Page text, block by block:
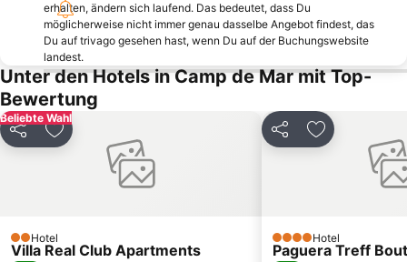
Cala Pi' de Llucmajor
Hafen von El Arenal
Palmanova
Strand von Camp de Mar
Ciudad Jardín
Platja de Torà o Platja Peguera Torà
Portals' Yachthafen
Cala Comtessa
Ballonfahrt mit All in One Mallorca
Aqualand
Es Coll d'en Rabassa
Platja La Romana o Platja Peguera Romana o Platja dels Morts
Palma Intermodal Station
Naturpark Puig de Galatzó
erhalten, ändern sich laufend. Das bedeutet, dass Du
möglicherweise nicht immer genau dasselbe Angebot findest, das
Du auf trivago gesehen hast, wenn Du auf der Buchungswebsite
landest.
Unter den Hotels in Camp de Mar mit Top-
Bewertung
Beliebte Wahl
Teilen Zu Favoriten hinzufügen
2 Sterne
Hotel
Villa Real Club Apartments
Teilen Zu Favoriten
4 SterneHotel
Paguera Treff